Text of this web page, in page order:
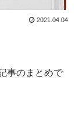
2021.04.04
事のまとめで